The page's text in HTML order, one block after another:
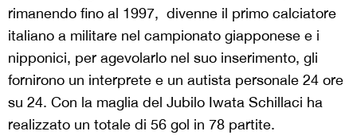
rimanendo fino al 1997, divenne il primo calciatore
italiano a militare nel campionato giapponese e i
nipponici, per agevolarlo nel suo inserimento, gli
fornirono un interprete e un autista personale 24 ore
su 24. Con la maglia del Jubilo Iwata Schillaci ha
realizzato un totale di 56 gol in 78 partite.